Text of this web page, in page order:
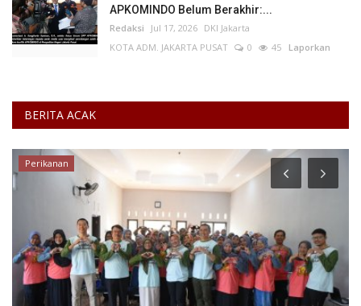
APKOMINDO Belum Berakhir:...
Redaksi Jul 17, 2026 DKI Jakarta
KOTA ADM. JAKARTA PUSAT
0 45 Laporkan
BERITA ACAK
Perikanan